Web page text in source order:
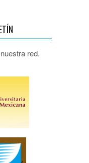
red.